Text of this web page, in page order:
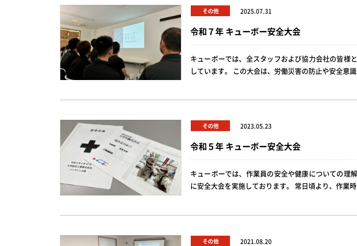
その他 2025.07.31
令和７年 キューボー安全大会
キューボーでは、全スタッフおよび協力会社の皆様
しています。 この大会は、労働災害の防止や安全意識
その他 2023.05.23
令和５年 キューボー安全大会
キューボーでは、作業員の安全や健康についての理
に安全大会を実施しております。 常日頃より、作業
その他 2021.08.20